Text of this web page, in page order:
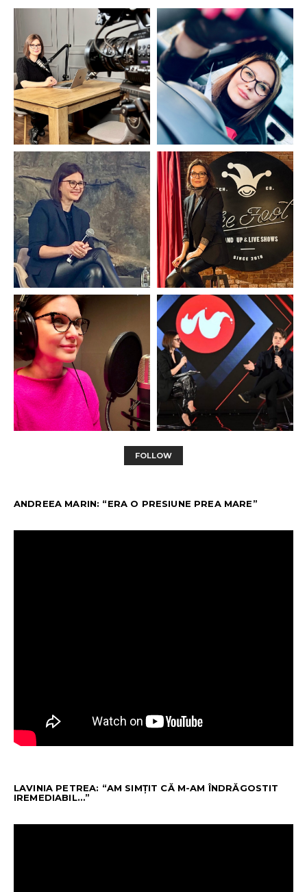
FOLLOW
ANDREEA MARIN: “ERA O PRESIUNE PREA MARE”
LAVINIA PETREA: “AM SIMȚIT CĂ M-AM ÎNDRĂGOSTIT
IREMEDIABIL…”